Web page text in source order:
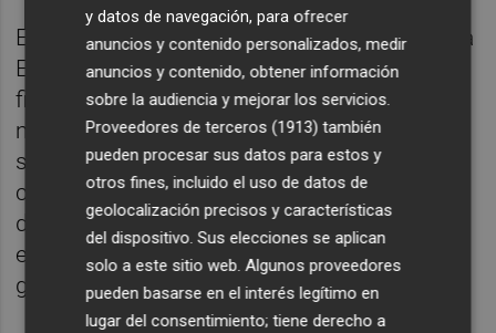
Este mes, como cada año desde su apertura
Estepark hace tres años, han apoyado las
fiestas locales incluso en los momentos
más difíciles. Y como no, ahora además de
ser patrocinadores de la Magdalena,
concretamente del Pregó Infantil, han
decidido organizar diferentes actividades en
el centro comercial y de ocio de manera
gratuita para los castellonenses.
y datos de navegación, para ofrecer
anuncios y contenido personalizados, medir
anuncios y contenido, obtener información
sobre la audiencia y mejorar los servicios.
Proveedores de terceros (1913) también
pueden procesar sus datos para estos y
otros fines, incluido el uso de datos de
geolocalización precisos y características
del dispositivo. Sus elecciones se aplican
solo a este sitio web. Algunos proveedores
pueden basarse en el interés legítimo en
lugar del consentimiento; tiene derecho a